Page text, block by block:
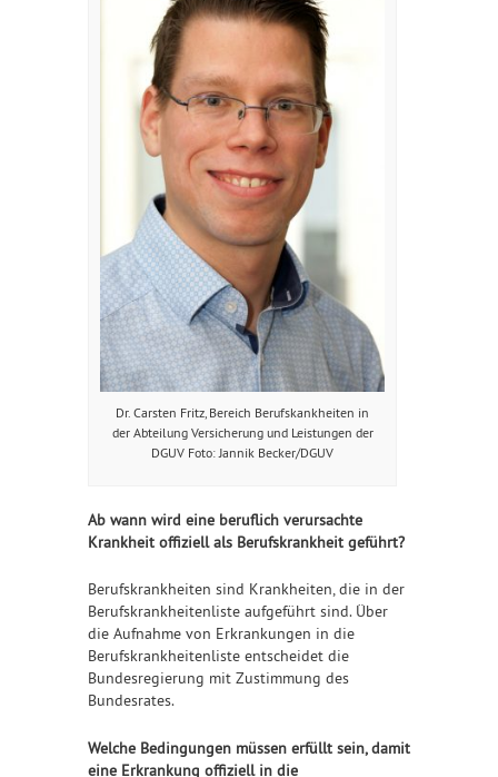
Dr. Carsten Fritz, Bereich Berufskankheiten in
der Abteilung Versicherung und Leistungen der
DGUV Foto: Jannik Becker/DGUV
Ab wann wird eine beruflich verursachte
Krankheit offiziell als Berufskrankheit geführt?
Berufskrankheiten sind Krankheiten, die in der
Berufskrankheitenliste aufgeführt sind. Über
die Aufnahme von Erkrankungen in die
Berufskrankheitenliste entscheidet die
Bundesregierung mit Zustimmung des
Bundesrates.
Welche Bedingungen müssen erfüllt sein, damit
eine Erkrankung offiziell in die